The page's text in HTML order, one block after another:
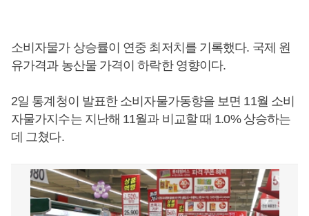
소비자물가 상승률이 연중 최저치를 기록했다. 국제 원
유가격과 농산물 가격이 하락한 영향이다.
2일 통계청이 발표한 소비자물가동향을 보면 11월 소비
자물가지수는 지난해 11월과 비교할 때 1.0% 상승하는
데 그쳤다.